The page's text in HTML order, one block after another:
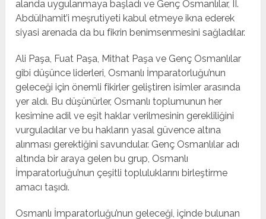
alanda uygulanmaya başladı ve Genç Osmanlılar, II.
Abdülhamit’i meşrutiyeti kabul etmeye ikna ederek
siyasi arenada da bu fikrin benimsenmesini sağladılar.
Ali Paşa, Fuat Paşa, Mithat Paşa ve Genç Osmanlılar
gibi düşünce liderleri, Osmanlı İmparatorluğu’nun
geleceği için önemli fikirler geliştiren isimler arasında
yer aldı. Bu düşünürler, Osmanlı toplumunun her
kesimine adil ve eşit haklar verilmesinin gerekliliğini
vurguladılar ve bu hakların yasal güvence altına
alınması gerektiğini savundular. Genç Osmanlılar adı
altında bir araya gelen bu grup, Osmanlı
İmparatorluğu’nun çeşitli topluluklarını birleştirme
amacı taşıdı.
Osmanlı İmparatorluğu’nun geleceği, içinde bulunan